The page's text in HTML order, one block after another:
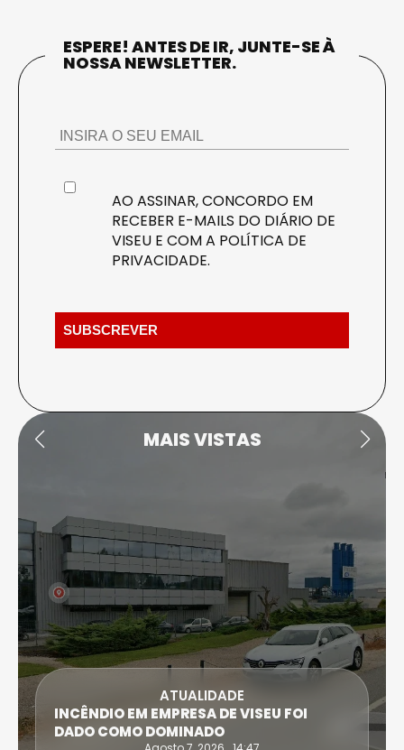
ESPERE! ANTES DE IR, JUNTE-SE À
NOSSA NEWSLETTER.
AO ASSINAR, CONCORDO EM
RECEBER E-MAILS DO DIÁRIO DE
VISEU E COM A POLÍTICA DE
PRIVACIDADE.
MAIS VISTAS
ATUALIDADE
INCÊNDIO EM EMPRESA DE VISEU FOI
DADO COMO DOMINADO